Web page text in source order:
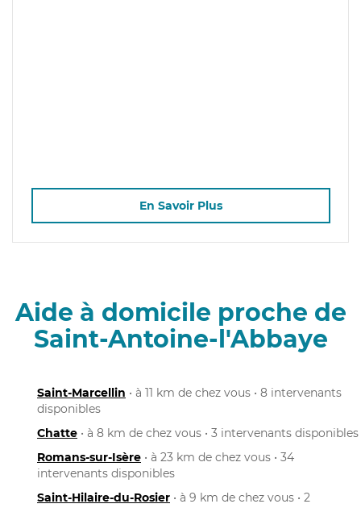
En Savoir Plus
Aide à domicile proche de
Saint-Antoine-l'Abbaye
Saint-Marcellin • à 11 km de chez vous • 8 intervenants
disponibles
Chatte • à 8 km de chez vous • 3 intervenants disponibles
Romans-sur-Isère • à 23 km de chez vous • 34
intervenants disponibles
Saint-Hilaire-du-Rosier • à 9 km de chez vous • 2